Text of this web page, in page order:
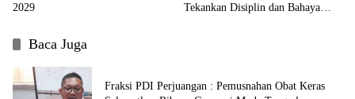
2029
Tekankan Disiplin dan Bahaya
Baca Juga
Fraksi PDI Perjuangan : Pemusnahan Obat Keras